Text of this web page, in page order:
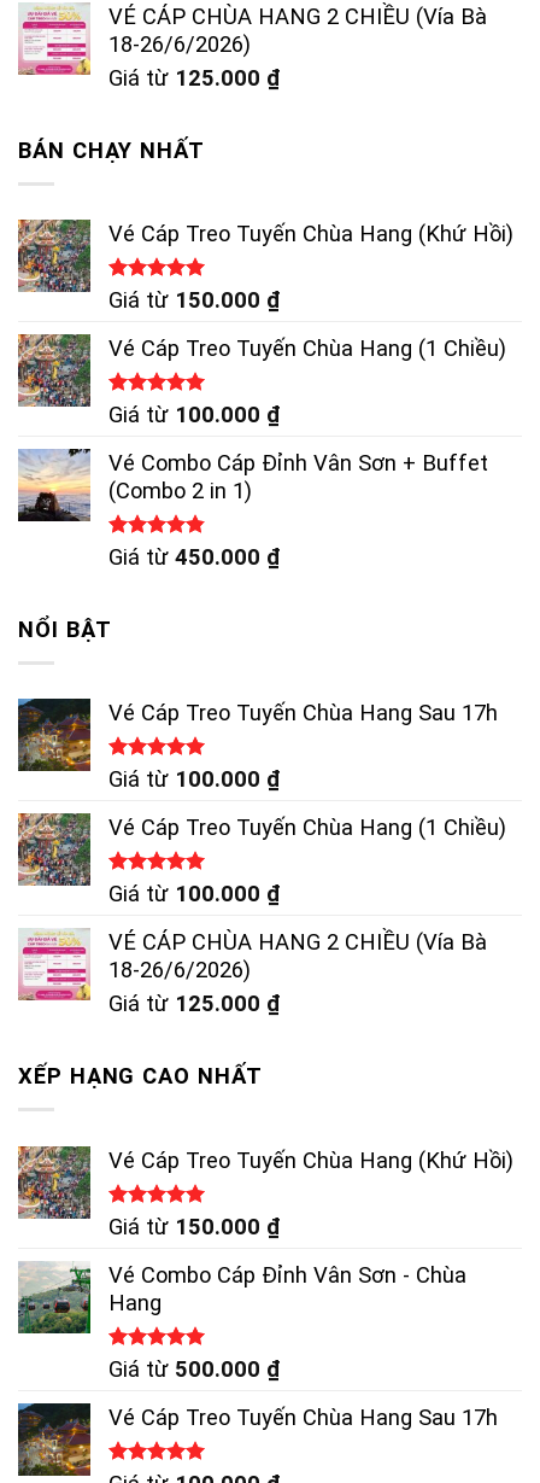
VÉ CÁP CHÙA HANG 2 CHIỀU (Vía Bà
18-26/6/2026)
Giá từ 125.000 ₫
BÁN CHẠY NHẤT
Vé Cáp Treo Tuyến Chùa Hang (Khứ Hồi)
Được xếp
5 sao
Giá từ 150.000 ₫
Vé Cáp Treo Tuyến Chùa Hang (1 Chiều)
Được xếp
5 sao
Giá từ 100.000 ₫
Vé Combo Cáp Đỉnh Vân Sơn + Buffet
(Combo 2 in 1)
Được xếp
Giá từ 450.000 ₫
NỔI BẬT
Vé Cáp Treo Tuyến Chùa Hang Sau 17h
Được xếp
5 sao
Giá từ 100.000 ₫
Vé Cáp Treo Tuyến Chùa Hang (1 Chiều)
Được xếp
5 sao
Giá từ 100.000 ₫
VÉ CÁP CHÙA HANG 2 CHIỀU (Vía Bà
18-26/6/2026)
Giá từ 125.000 ₫
XẾP HẠNG CAO NHẤT
Vé Cáp Treo Tuyến Chùa Hang (Khứ Hồi)
Được xếp
hạng5.00
Giá từ 150.000 ₫
Vé Combo Cáp Đỉnh Vân Sơn - Chùa
Hang
Được xếp
hạng5.00
Giá từ 500.000 ₫
Vé Cáp Treo Tuyến Chùa Hang Sau 17h
Được xếp